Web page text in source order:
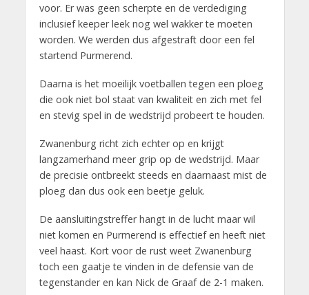
voor. Er was geen scherpte en de verdediging
inclusief keeper leek nog wel wakker te moeten
worden. We werden dus afgestraft door een fel
startend Purmerend.
Daarna is het moeilijk voetballen tegen een ploeg
die ook niet bol staat van kwaliteit en zich met fel
en stevig spel in de wedstrijd probeert te houden.
Zwanenburg richt zich echter op en krijgt
langzamerhand meer grip op de wedstrijd. Maar
de precisie ontbreekt steeds en daarnaast mist de
ploeg dan dus ook een beetje geluk.
De aansluitingstreffer hangt in de lucht maar wil
niet komen en Purmerend is effectief en heeft niet
veel haast. Kort voor de rust weet Zwanenburg
toch een gaatje te vinden in de defensie van de
tegenstander en kan Nick de Graaf de 2-1 maken.